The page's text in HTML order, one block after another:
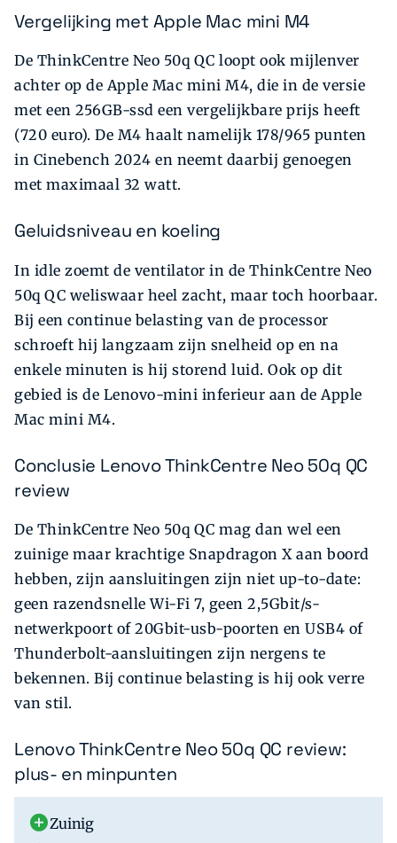
Vergelijking met Apple Mac mini M4
De ThinkCentre Neo 50q QC loopt ook mijlenver
achter op de Apple Mac mini M4, die in de versie
met een 256GB-ssd een vergelijkbare prijs heeft
(720 euro). De M4 haalt namelijk 178/965 punten
in Cinebench 2024 en neemt daarbij genoegen
met maximaal 32 watt.
Geluidsniveau en koeling
In idle zoemt de ventilator in de ThinkCentre Neo
50q QC weliswaar heel zacht, maar toch hoorbaar.
Bij een continue belasting van de processor
schroeft hij langzaam zijn snelheid op en na
enkele minuten is hij storend luid. Ook op dit
gebied is de Lenovo-mini inferieur aan de Apple
Mac mini M4.
Conclusie Lenovo ThinkCentre Neo 50q QC
review
De ThinkCentre Neo 50q QC mag dan wel een
zuinige maar krachtige Snapdragon X aan boord
hebben, zijn aansluitingen zijn niet up-to-date:
geen razendsnelle Wi-Fi 7, geen 2,5Gbit/s-
netwerkpoort of 20Gbit-usb-poorten en USB4 of
Thunderbolt-aansluitingen zijn nergens te
bekennen. Bij continue belasting is hij ook verre
van stil.
Lenovo ThinkCentre Neo 50q QC review:
plus- en minpunten
Zuinig